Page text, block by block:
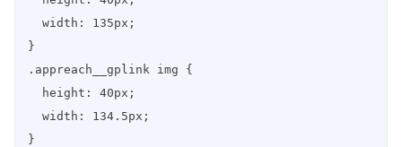
  width: 135px;
}
.appreach__gplink img {
  width: 134.5px;
}